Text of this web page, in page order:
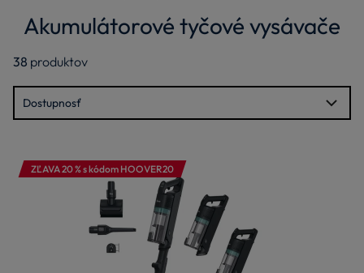
Akumulátorové tyčové vysávače
38 produktov
ZĽAVA 20 % s kódom HOOVER20